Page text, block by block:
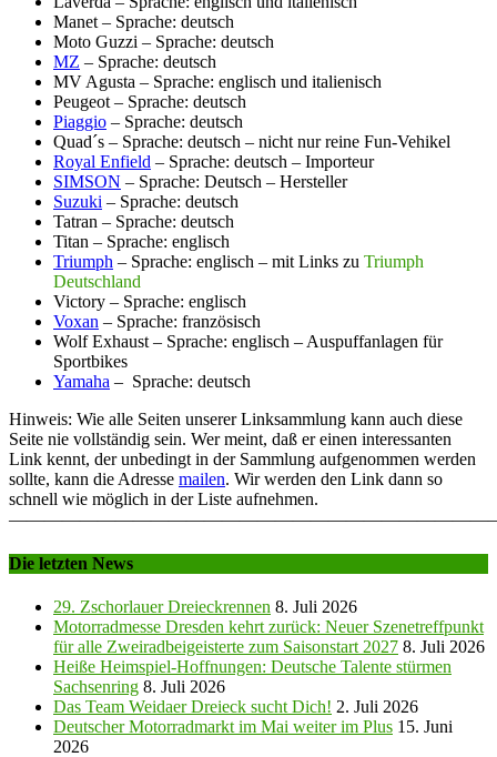
Manet – Sprache: deutsch
Moto Guzzi – Sprache: deutsch
MZ – Sprache: deutsch
MV Agusta – Sprache: englisch und italienisch
Peugeot – Sprache: deutsch
Piaggio – Sprache: deutsch
Quad´s – Sprache: deutsch – nicht nur reine Fun-Vehikel
Royal Enfield – Sprache: deutsch – Importeur
SIMSON – Sprache: Deutsch – Hersteller
Suzuki – Sprache: deutsch
Tatran – Sprache: deutsch
Titan – Sprache: englisch
Triumph – Sprache: englisch – mit Links zu Triumph
Deutschland
Victory – Sprache: englisch
Voxan – Sprache: französisch
Wolf Exhaust – Sprache: englisch – Auspuffanlagen für
Sportbikes
Yamaha – Sprache: deutsch
Hinweis: Wie alle Seiten unserer Linksammlung kann auch diese
Seite nie vollständig sein. Wer meint, daß er einen interessanten
Link kennt, der unbedingt in der Sammlung aufgenommen werden
sollte, kann die Adresse mailen. Wir werden den Link dann so
schnell wie möglich in der Liste aufnehmen.
Die letzten News
29. Zschorlauer Dreieckrennen 8. Juli 2026
Motorradmesse Dresden kehrt zurück: Neuer Szenetreffpunkt
für alle Zweiradbeigeisterte zum Saisonstart 2027 8. Juli 2026
Heiße Heimspiel-Hoffnungen: Deutsche Talente stürmen
Sachsenring 8. Juli 2026
Das Team Weidaer Dreieck sucht Dich! 2. Juli 2026
Deutscher Motorradmarkt im Mai weiter im Plus 15. Juni
2026